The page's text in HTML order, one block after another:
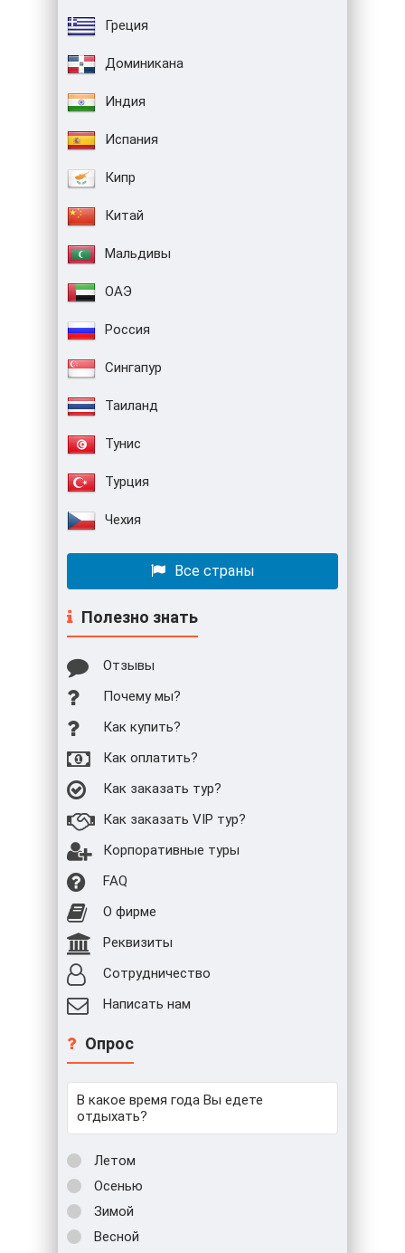
Греция
Доминикана
Индия
Испания
Кипр
Китай
Мальдивы
ОАЭ
Россия
Сингапур
Таиланд
Тунис
Турция
Чехия
Все страны
Полезно знать
Отзывы
Почему мы?
Как купить?
Как оплатить?
Как заказать тур?
Как заказать VIP тур?
Корпоративные туры
FAQ
О фирме
Реквизиты
Сотрудничество
Написать нам
Опрос
В какое время года Вы едете
отдыхать?
Летом
Осенью
Зимой
Весной